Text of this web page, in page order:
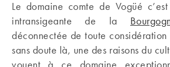
Le domaine comte de Vogüé
intransigeante de la
déconnectée de toute considération
sans doute là, une des raisons du